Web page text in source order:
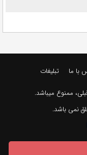
با ما تبلیغات
ممنوع میباشد.
نمی باشد.